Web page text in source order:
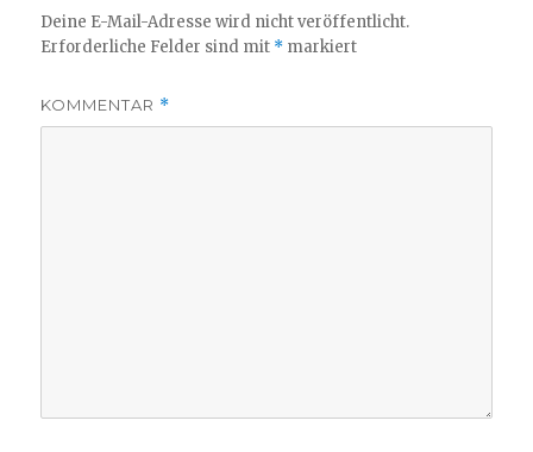
Deine E-Mail-Adresse wird nicht veröffentlicht.
Erforderliche Felder sind mit * markiert
KOMMENTAR *